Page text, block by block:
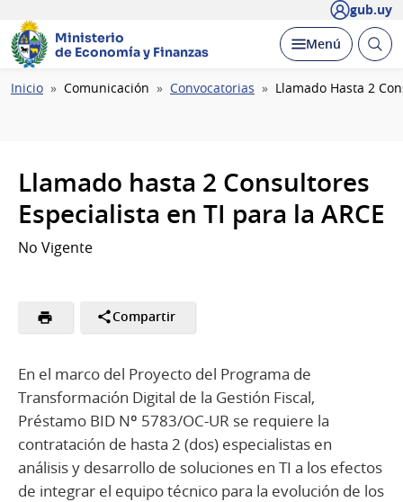
gub.uy
Ministerio
de Economía y Finanzas
Desplegar
Menú Abrir
Ruta
Inicio Comunicación Convocatorias Llamado Hasta 2
Llamado hasta 2 Consultores
Especialista en TI para la ARCE
No Vigente
Compartir
En el marco del Proyecto del Programa de
Transformación Digital de la Gestión Fiscal,
Préstamo BID Nº 5783/OC-UR se requiere la
contratación de hasta 2 (dos) especialistas en
análisis y desarrollo de soluciones en TI a los efectos
de integrar el equipo técnico para la evolución de los